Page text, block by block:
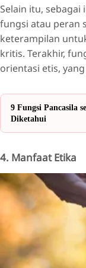
Selain itu,
fungsi atau peran
keterampilan
kritis. Terakhir,
orientasi etis,
9 Fungsi Pancasila
Diketahui
4. Manfaat Etika